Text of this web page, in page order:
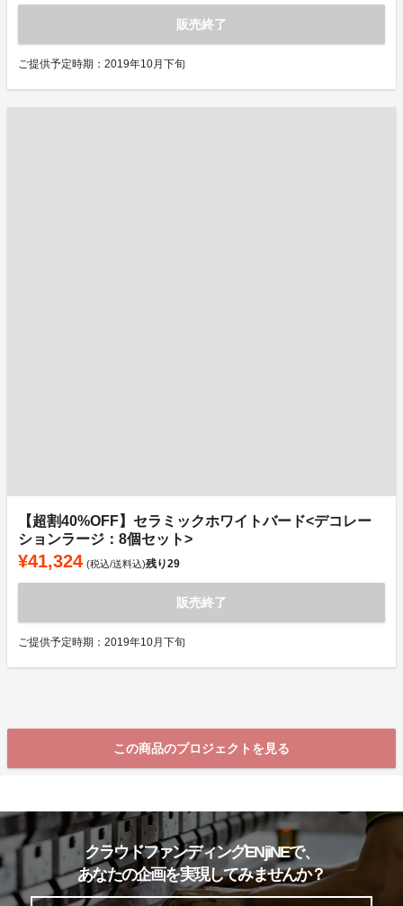
販売終了
ご提供予定時期：2019年10月下旬
【超割40%OFF】セラミックホワイトバード<デコレー
ションラージ：8個セット>
¥41,324 (税込/送料込)残り29
販売終了
ご提供予定時期：2019年10月下旬
この商品のプロジェクトを見る
クラウドファンディングENjiNEで、
あなたの企画を実現してみませんか？